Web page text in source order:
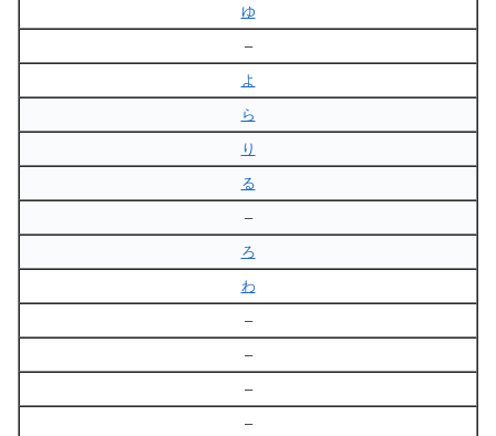
ゆ
–
よ
ら
り
る
–
ろ
わ
–
–
–
–